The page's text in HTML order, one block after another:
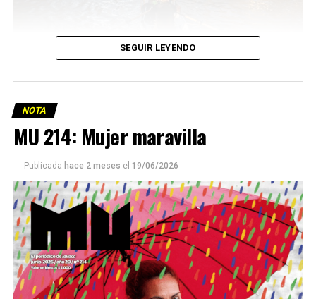
Este número 215 de MU ☝️viene con doble tapa, que
podría ser una frase:
Sin chamuyo, a remarla.
SEGUIR LEYENDO
NOTA
MU 214: Mujer maravilla
Publicada hace 2 meses el 19/06/2026